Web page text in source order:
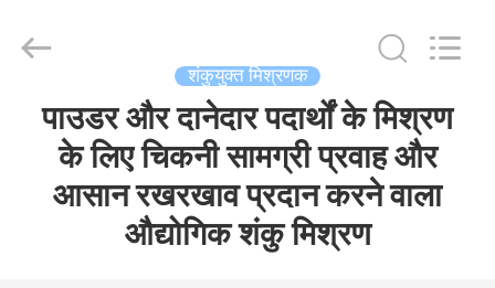
उत्पादों
शंकुयुक्त मिश्रणक
पाउडर और दानेदार पदार्थों के मिश्रण
के लिए चिकनी सामग्री प्रवाह और
आसान रखरखाव प्रदान करने वाला
औद्योगिक शंकु मिश्रण